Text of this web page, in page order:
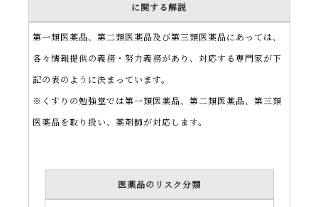
に関する解説
第一類医薬品、第二類医薬品及び第三類医薬品にあっては、
各々情報提供の義務・努力義務があり、対応する専門家が下
記の表のように決まっています。
※くすりの勉強堂では第一類医薬品、第二類医薬品、第三類
医薬品を取り扱い、薬剤師が対応します。
医薬品のリスク分類